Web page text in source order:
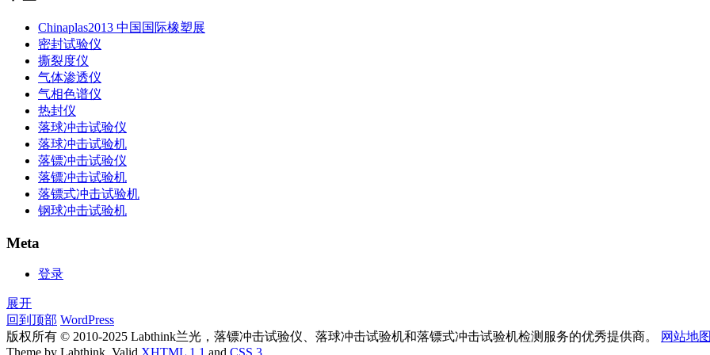
Chinaplas2013 中国国际橡塑展
密封试验仪
撕裂度仪
气体渗透仪
气相色谱仪
热封仪
落球冲击试验仪
落球冲击试验机
落镖冲击试验仪
落镖冲击试验机
落镖式冲击试验机
钢球冲击试验机
Meta
登录
展开
回到顶部 WordPress
版权所有 © 2010-2025 Labthink兰光，落镖冲击试验仪、落球冲击试验机和落镖式冲击试验机检测服务的优秀提供商。
网站地